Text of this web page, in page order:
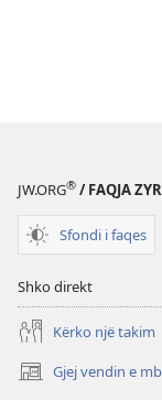
JW.ORG® / FAQJA
Sfondi i faqes
Shko direkt
Kërko një takim
Gjej vendin e
(hap